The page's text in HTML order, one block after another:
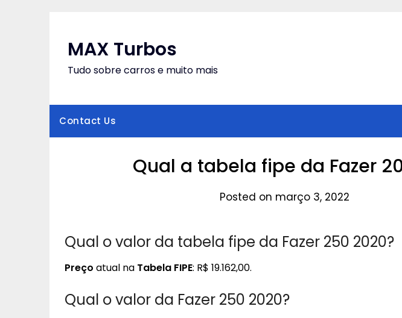
MAX Turbos
Tudo sobre carros e muito mais
Contact Us
Qual a tabela fipe da Fazer
Posted on março 3, 2022
Qual o valor da tabela fipe da Fazer 250 2020?
Preço atual na Tabela FIPE: R$ 19.162,00.
Qual o valor da Fazer 250 2020?